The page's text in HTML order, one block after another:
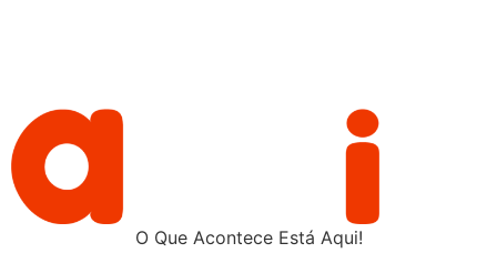
O Que Acontece Está Aqui!